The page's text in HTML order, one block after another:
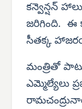
కన్వెన్షన్
జరిగింది. ఈ
సీతక్క
మంత్రితో
ఎమ్మెల్యేలు